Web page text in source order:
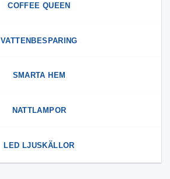
COFFEE QUEEN
VATTENBESPARING
SMARTA HEM
NATTLAMPOR
LED LJUSKÄLLOR